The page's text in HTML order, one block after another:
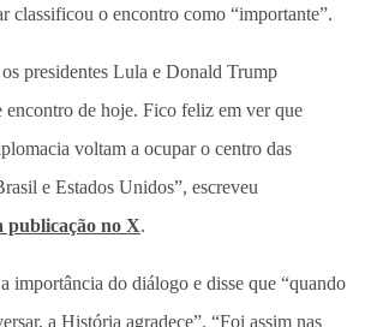
classificou o encontro como “importante”.
presidentes Lula e Donald Trump
encontro de hoje. Fico feliz em ver que
voltam a ocupar o centro das
e Estados Unidos”, escreveu
publicação no X.
importância do diálogo e disse que “quando
a História agradece”. “Foi assim nas